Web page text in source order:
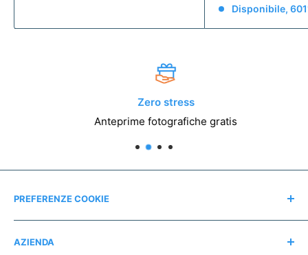
Disponibile,
Zero stress
Anteprime fotografiche gratis
PREFERENZE COOKIE
Modifica consensi
AZIENDA